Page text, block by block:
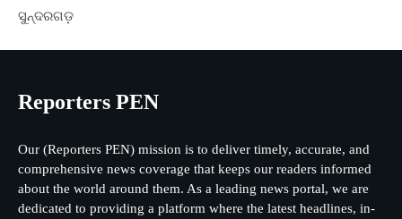
ସୁନ୍ଦରଗଡ଼
Reporters PEN
Our (Reporters PEN) mission is to deliver timely, accurate, and
comprehensive news coverage that keeps our readers informed
about the world around them. As a leading news portal, we are
dedicated to providing a platform where the latest headlines, in-